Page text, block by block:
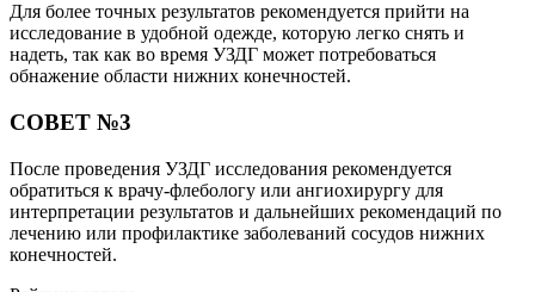
Для более точных результатов рекомендуется прийти на
исследование в удобной одежде, которую легко снять и
надеть, так как во время УЗДГ может потребоваться
обнажение области нижних конечностей.
СОВЕТ №3
После проведения УЗДГ исследования рекомендуется
обратиться к врачу-флебологу или ангиохирургу для
интерпретации результатов и дальнейших рекомендаций по
лечению или профилактике заболеваний сосудов нижних
конечностей.